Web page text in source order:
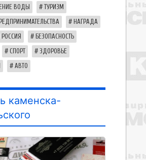
ВОДЫ ТУРИЗМ
НАГРАДА
БЕЗОПАСНОСТЬ
СПОРТ ЗДОРОВЬЕ
АВТО
каменска-